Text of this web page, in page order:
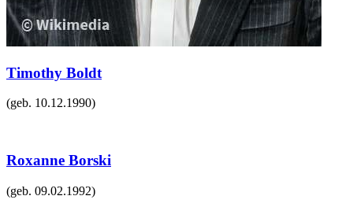
Timothy Boldt
(geb. 10.12.1990)
Roxanne Borski
(geb. 09.02.1992)